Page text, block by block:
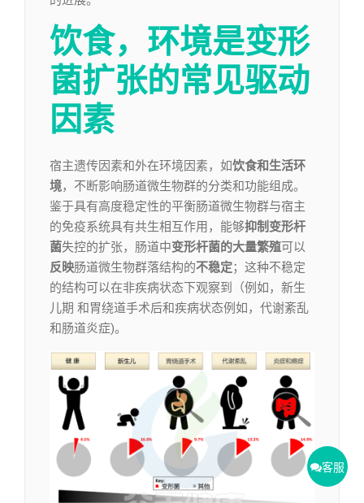
饮食，环境是变形
菌扩张的常见驱动
因素
宿主遗传因素和外在环境因素，如饮食和生活环
境，不断影响肠道微生物群的分类和功能组成。
鉴于具有高度稳定性的平衡肠道微生物群与宿主
的免疫系统具有共生相互作用，能够抑制变形杆
菌失控的扩张，肠道中变形杆菌的大量繁殖可以
反映肠道微生物群落结构的不稳定；这种不稳定
的结构可以在非疾病状态下观察到（例如，新生
儿期 和胃绕道手术后和疾病状态例如，代谢紊乱
和肠道炎症)。
客服